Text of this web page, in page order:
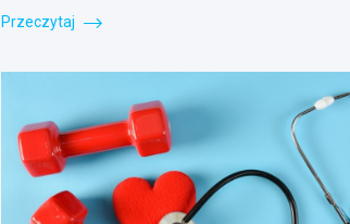
Przeczytaj